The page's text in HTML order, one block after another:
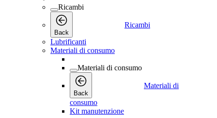
Ricambi
Back
Ricambi
Lubrificanti
Materiali di consumo
Materiali di consumo
Back
Materiali di
consumo
Kit manutenzione